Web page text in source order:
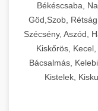
Békéscsaba,
Göd,Szob,
Szécsény, Aszód,
Kiskőrös,
Bácsalmás,
Kistelek,